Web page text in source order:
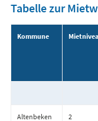
Tabelle zur
Kommune
Altenbeken 2